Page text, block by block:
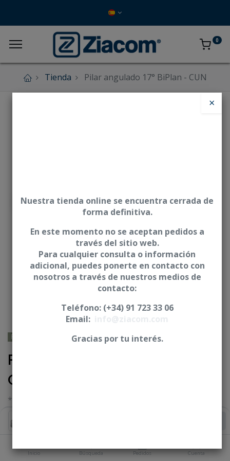
Inicio Búsqueda Pedidos Cuenta
0
Tienda Pilar angulado 17° BiPlan - CUN
PHIBO® - TSH® /BNT®
Pilar angulado 17° BiPlan -
CUN
* Incluye posicionador del pilar y tornillo
Iniciar sesión
ALTURA GINGIVAL
×
Nuestra tienda online se encuentra cerrada de
forma definitiva.
En este momento no se aceptan pedidos a
través del sitio web.
Para cualquier consulta o información
adicional, puedes ponerte en contacto con
nosotros a través de nuestros medios de
contacto:
Teléfono: (+34) 91 723 33 06
Email:
Gracias por tu interés.